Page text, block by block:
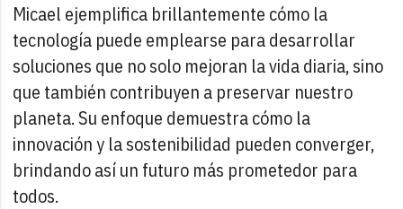
Micael ejemplifica brillantemente cómo la
tecnología puede emplearse para desarrollar
soluciones que no solo mejoran la vida diaria, sino
que también contribuyen a preservar nuestro
planeta. Su enfoque demuestra cómo la
innovación y la sostenibilidad pueden converger,
brindando así un futuro más prometedor para
todos.